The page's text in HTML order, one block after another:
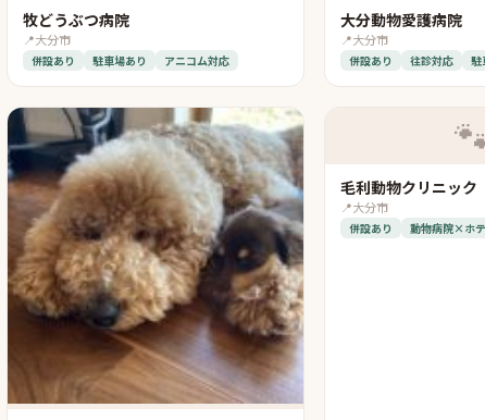
牧どうぶつ病院
📍大分市
併設あり 駐車場あり アニコム対応
大分動物愛護病院
📍大分市
併設あり 往診対応 駐
毛利動物クリニック
📍大分市
併設あり 動物病院×ホ